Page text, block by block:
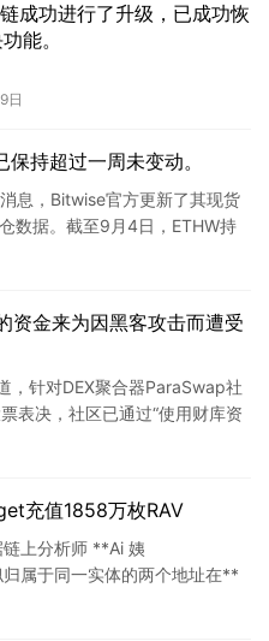
成功进行了升级，已成功恢
能。
日
持超过一周未变动。
息，Bitwise官方更新了其现货
数据。截至9月4日，ETHW持
资金来为因黑客攻击而遭受
针对DEX聚合器ParaSwap社
表决，社区已通过“使用财库资
”…
充值1858万枚RAV
上分析师 **Ai 姨
属于同一实体的两个地址在**